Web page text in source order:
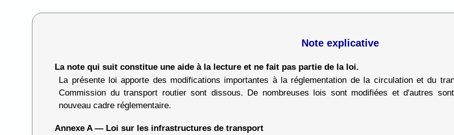
Note explicative
La note qui suit constitue une aide à la lecture et ne fait pas partie de la loi.
La présente loi apporte des modifications importantes à la réglementation de la circulation et du
Commission du transport routier sont dissous. De nombreuses lois sont modifiées et d'autres
nouveau cadre réglementaire.
Annexe A — Loi sur les infrastructures de transport